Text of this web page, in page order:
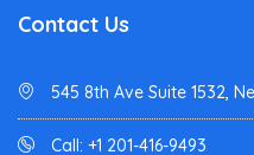
Contact Us
545 8th Ave Suite 1532,
Call: +1 201-416-9493